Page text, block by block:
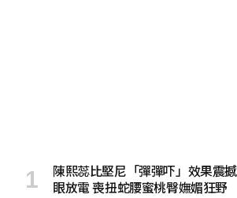
陳熙蕊比堅尼「彈彈吓」效果震
眼放電 喪扭蛇腰蜜桃臀嫵媚狂野